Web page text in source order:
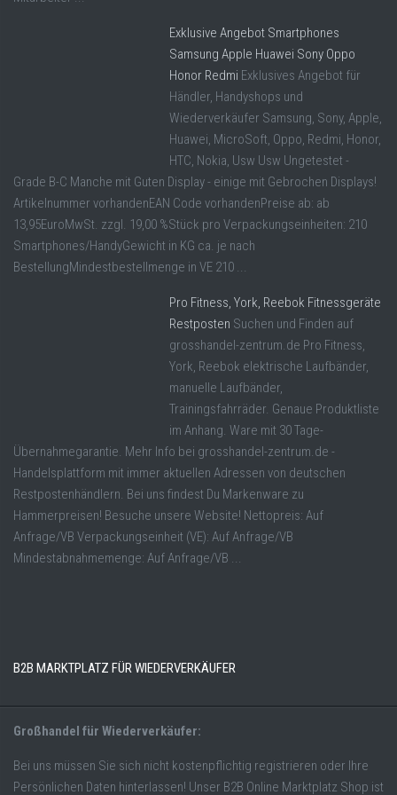
Exklusive Angebot Smartphones
Samsung Apple Huawei Sony Oppo
Honor Redmi Exklusives Angebot für
Händler, Handyshops und
Wiederverkäufer Samsung, Sony, Apple,
Huawei, MicroSoft, Oppo, Redmi, Honor,
HTC, Nokia, Usw Usw Ungetestet -
Grade B-C Manche mit Guten Display - einige mit Gebrochen Displays!
Artikelnummer vorhandenEAN Code vorhandenPreise ab: ab
13,95EuroMwSt. zzgl. 19,00 %Stück pro Verpackungseinheiten: 210
Smartphones/HandyGewicht in KG ca. je nach
BestellungMindestbestellmenge in VE 210 ...
Pro Fitness, York, Reebok Fitnessgeräte
Restposten Suchen und Finden auf
grosshandel-zentrum.de Pro Fitness,
York, Reebok elektrische Laufbänder,
manuelle Laufbänder,
Trainingsfahrräder. Genaue Produktliste
im Anhang. Ware mit 30 Tage-
Übernahmegarantie. Mehr Info bei grosshandel-zentrum.de -
Handelsplattform mit immer aktuellen Adressen von deutschen
Restpostenhändlern. Bei uns findest Du Markenware zu
Hammerpreisen! Besuche unsere Website! Nettopreis: Auf
Anfrage/VB Verpackungseinheit (VE): Auf Anfrage/VB
Mindestabnahmemenge: Auf Anfrage/VB ...
B2B MARKTPLATZ FÜR WIEDERVERKÄUFER
Großhandel für Wiederverkäufer:
Bei uns müssen Sie sich nicht kostenpflichtig registrieren oder Ihre
Persönlichen Daten hinterlassen! Unser B2B Online Marktplatz Shop ist